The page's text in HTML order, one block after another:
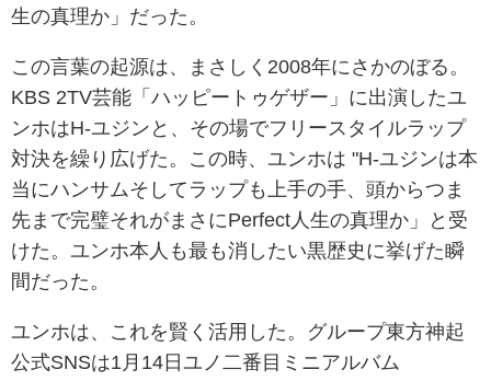
生の真理か」だった。
この言葉の起源は、まさしく2008年にさかのぼる。
KBS 2TV芸能「ハッピートゥゲザー」に出演したユ
ンホはH-ユジンと、その場でフリースタイルラップ
対決を繰り広げた。この時、ユンホは "H-ユジンは本
当にハンサムそしてラップも上手の手、頭からつま
先まで完璧それがまさにPerfect人生の真理か」と受
けた。ユンホ本人も最も消したい黒歴史に挙げた瞬
間だった。
ユンホは、これを賢く活用した。
グループ東方神起
公式SNSは1月14日ユノ二番目ミニアルバム